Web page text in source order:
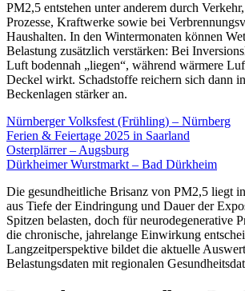
PM2,5 entstehen unter anderem durch
Prozesse, Kraftwerke sowie bei
Haushalten. In den Wintermonaten können
Belastung zusätzlich verstärken: Bei
Luft bodennah „liegen“, während wärmere
Deckel wirkt. Schadstoffe reichern sich dann
Beckenlagen stärker an.
Nürnberger Volksfest (Frühling) – Nürnberg
Ferien & Feiertage 2025 in Saarland
Osterplärrer – Augsburg
Dürkheimer Wurstmarkt – Bad Dürkheim
Die gesundheitliche Brisanz von PM2,5 liegt
aus Tiefe der Eindringung und Dauer der
Spitzen belasten, doch für neurodegenerative
die chronische, jahrelange Einwirkung
Langzeitperspektive bildet die aktuelle
Belastungsdaten mit regionalen